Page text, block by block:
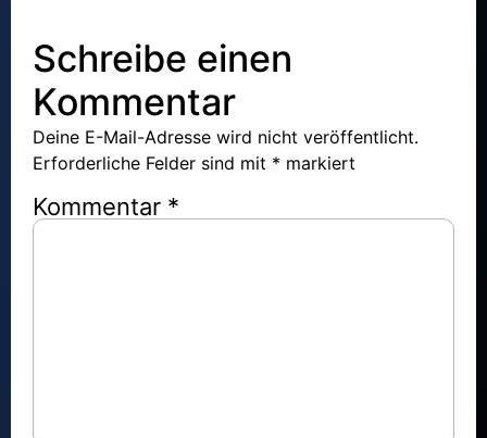
Schreibe einen
Kommentar
Deine E-Mail-Adresse wird nicht veröffentlicht.
Erforderliche Felder sind mit * markiert
Kommentar *